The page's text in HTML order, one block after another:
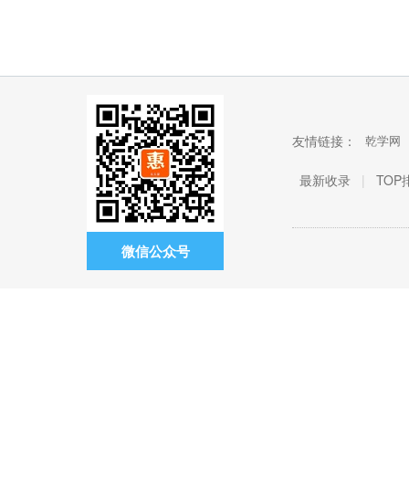
微信公众号
友情链接： 乾学网
最新收录 | TOP